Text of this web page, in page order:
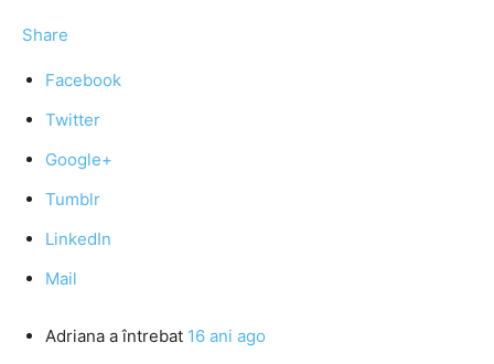
Share
Facebook
Twitter
Google+
Tumblr
LinkedIn
Mail
Adriana a întrebat 16 ani ago